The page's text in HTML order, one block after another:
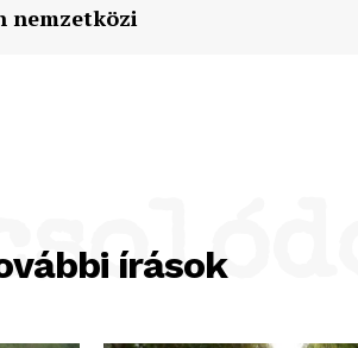
nemzetközi
írások